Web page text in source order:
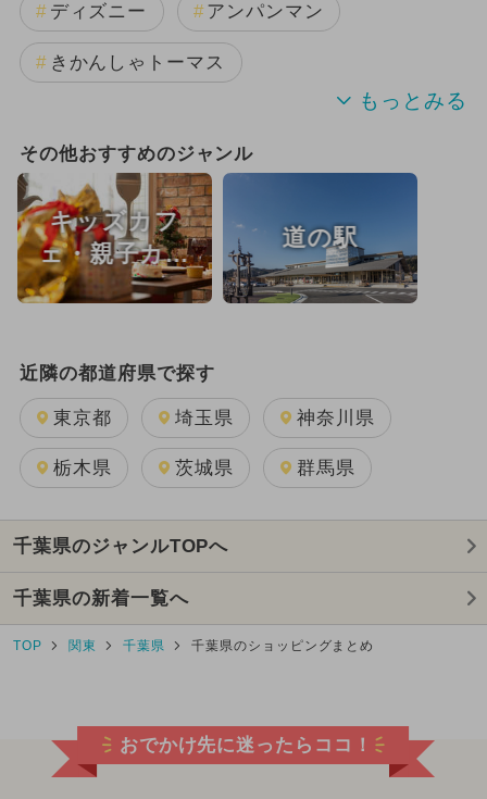
ディズニー アンパンマン
きかんしゃトーマス
ハローキティ
絶景 ご当地グルメ・限定メニュー
ハロウィンビュッフェ
厳選お出かけまとめ
その他おすすめのジャンル
キッズカフ
ェ・親子カフ
ェ
道の駅
近隣の都道府県で探す
東京都 埼玉県 神奈川県
栃木県 茨城県 群馬県
千葉県のジャンルTOPへ
千葉県の新着一覧へ
TOP 関東 千葉県 千葉県のショッピングまとめ
おでかけ先に迷ったらココ！